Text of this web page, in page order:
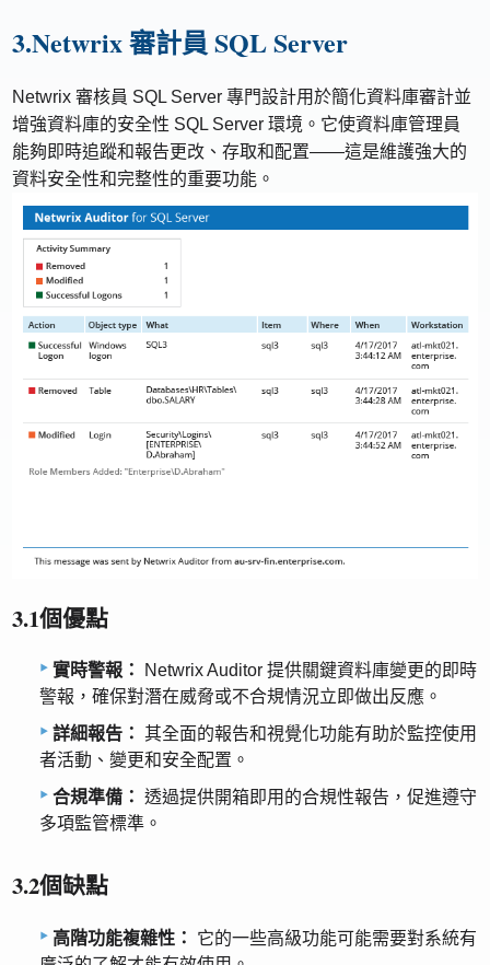
3.Netwrix 審計員 SQL Server
Netwrix 審核員 SQL Server 專門設計用於簡化資料庫審計並
增強資料庫的安全性 SQL Server 環境。它使資料庫管理員
能夠即時追蹤和報告更改、存取和配置——這是維護強大的
資料安全性和完整性的重要功能。
3.1個優點
實時警報：
Netwrix Auditor 提供關鍵資料庫變更的即時
警報，確保對潛在威脅或不合規情況立即做出反應。
詳細報告： 其全面的報告和視覺化功能有助於監控使用
者活動、變更和安全配置。
合規準備： 透過提供開箱即用的合規性報告，促進遵守
多項監管標準。
3.2個缺點
高階功能複雜性：
它的一些高級功能可能需要對系統有